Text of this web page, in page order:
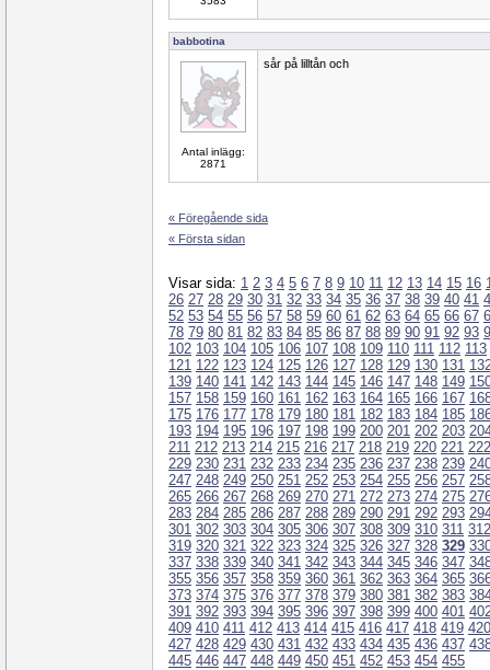
babbotina
Antal inlägg:
2871
sår på lilltån och
« Föregående sida
« Första sidan
Visar sida: 1 2 3 4 5 6 7 8 9 10 11 12 13 14 15 16
26 27 28 29 30 31 32 33 34 35 36 37 38 39 40 41
52 53 54 55 56 57 58 59 60 61 62 63 64 65 66 67
78 79 80 81 82 83 84 85 86 87 88 89 90 91 92 93
102 103 104 105 106 107 108 109 110 111 112 113
121 122 123 124 125 126 127 128 129 130 131
139 140 141 142 143 144 145 146 147 148 149
157 158 159 160 161 162 163 164 165 166 167
175 176 177 178 179 180 181 182 183 184 185
193 194 195 196 197 198 199 200 201 202 203
211 212 213 214 215 216 217 218 219 220 221 222
229 230 231 232 233 234 235 236 237 238 239
247 248 249 250 251 252 253 254 255 256 257
265 266 267 268 269 270 271 272 273 274 275
283 284 285 286 287 288 289 290 291 292 293
301 302 303 304 305 306 307 308 309 310 311 312
319 320 321 322 323 324 325 326 327 328 329
337 338 339 340 341 342 343 344 345 346 347
355 356 357 358 359 360 361 362 363 364 365
373 374 375 376 377 378 379 380 381 382 383
391 392 393 394 395 396 397 398 399 400 401
409 410 411 412 413 414 415 416 417 418 419 420
427 428 429 430 431 432 433 434 435 436 437
445 446 447 448 449 450 451 452 453 454 455